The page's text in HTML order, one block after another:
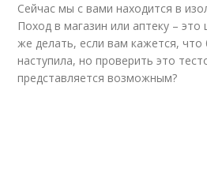
Сейчас мы с вами находится в
Поход в магазин или аптеку –
же делать, если вам кажется, что
наступила, но проверить это
представляется возможным?